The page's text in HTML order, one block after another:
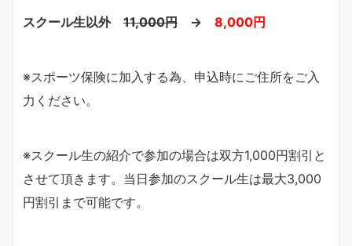
スクール生以外 11,000円 → 8,000円
※スポーツ保険に加入する為、申込時にご住所をご入
力ください。
※スクール生の紹介で参加の場合は双方1,000円割引と
させて頂きます。当日参加のスクール生は最大3,000
円割引まで可能です。